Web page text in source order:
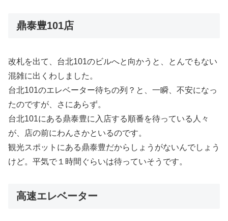
鼎泰豊101店
改札を出て、台北101のビルへと向かうと、とんでもない
混雑に出くわしました。
台北101のエレベーター待ちの列？と、一瞬、不安になっ
たのですが、さにあらず。
台北101にある鼎泰豊に入店する順番を待っている人々
が、店の前にわんさかといるのです。
観光スポットにある鼎泰豊だからしょうがないんでしょう
けど。平気で１時間ぐらいは待っていそうです。
高速エレベーター